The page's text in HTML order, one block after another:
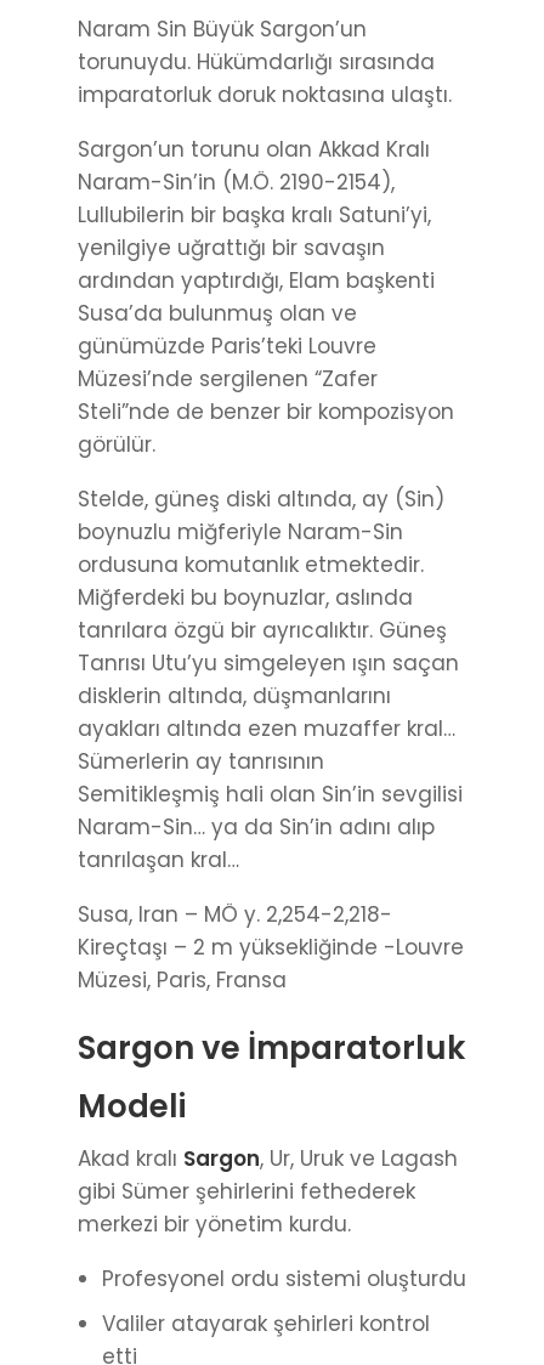
Naram Sin Büyük Sargon’un
torunuydu. Hükümdarlığı sırasında
imparatorluk doruk noktasına ulaştı.
Sargon’un torunu olan Akkad Kralı
Naram-Sin’in (M.Ö. 2190-2154),
Lullubilerin bir başka kralı Satuni’yi,
yenilgiye uğrattığı bir savaşın
ardından yaptırdığı, Elam başkenti
Susa’da bulunmuş olan ve
günümüzde Paris’teki Louvre
Müzesi’nde sergilenen “Zafer
Steli”nde de benzer bir kompozisyon
görülür.
Stelde, güneş diski altında, ay (Sin)
boynuzlu miğferiyle Naram-Sin
ordusuna komutanlık etmektedir.
Miğferdeki bu boynuzlar, aslında
tanrılara özgü bir ayrıcalıktır. Güneş
Tanrısı Utu’yu simgeleyen ışın saçan
disklerin altında, düşmanlarını
ayakları altında ezen muzaffer kral…
Sümerlerin ay tanrısının
Semitikleşmiş hali olan Sin’in sevgilisi
Naram-Sin… ya da Sin’in adını alıp
tanrılaşan kral…
Susa, Iran – MÖ y. 2,254-2,218-
Kireçtaşı – 2 m yüksekliğinde -Louvre
Müzesi, Paris, Fransa
Sargon ve İmparatorluk
Modeli
Akad kralı Sargon, Ur, Uruk ve Lagash
gibi Sümer şehirlerini fethederek
merkezi bir yönetim kurdu.
Profesyonel ordu sistemi oluşturdu
Valiler atayarak şehirleri kontrol
etti